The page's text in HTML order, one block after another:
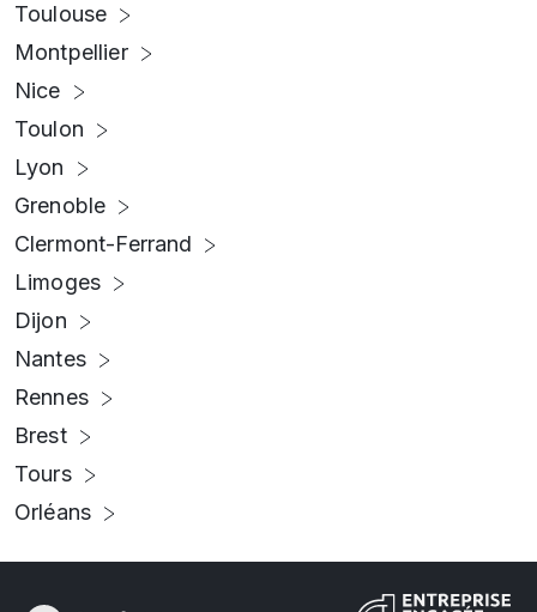
Toulouse
Montpellier
Nice
Toulon
Lyon
Grenoble
Clermont-Ferrand
Limoges
Dijon
Nantes
Rennes
Brest
Tours
Orléans